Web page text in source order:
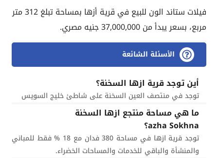
فيلات ستاند الون للبيع في قرية أزها بمساحة تبلغ 312 متر
مربع، بسعر يبدأ من 37,000,000 جنيه مصري.
الأسئلة الشائعة
أين توجد قرية ازها السخنة؟
توجد في منتصف العين السخنة على شاطئ خليج السويس
ما هي مساحة منتجع ازها السخنة
azha Sokhna؟
توجد قرية ازها في مساحة 380 فدان مع 18 % فقط للمباني
والمنشأة والباقي للخدمات والمساحات الخضراء.